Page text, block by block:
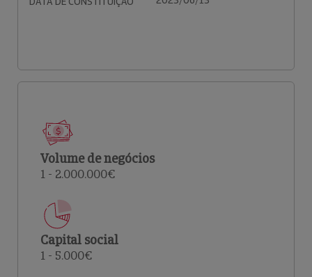
Volume de negócios
1 - 2.000.000€
Capital social
1 - 5.000€